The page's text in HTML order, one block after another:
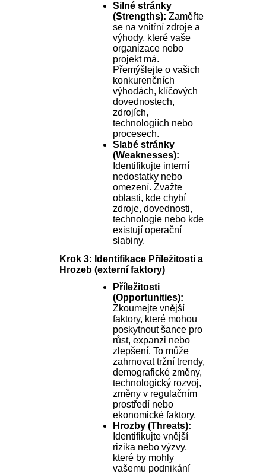
Silné stránky
(Strengths): Zaměřte
se na vnitřní zdroje a
výhody, které vaše
organizace nebo
projekt má.
Přemýšlejte o vašich
konkurenčních
výhodách, klíčových
dovednostech,
zdrojích,
technologiích nebo
procesech.
Slabé stránky
(Weaknesses):
Identifikujte interní
nedostatky nebo
omezení. Zvažte
oblasti, kde chybí
zdroje, dovednosti,
technologie nebo kde
existují operační
slabiny.
Krok 3: Identifikace Příležitostí a
Hrozeb (externí faktory)
Příležitosti
(Opportunities):
Zkoumejte vnější
faktory, které mohou
poskytnout šance pro
růst, expanzi nebo
zlepšení. To může
zahrnovat tržní trendy,
demografické změny,
technologický rozvoj,
změny v regulačním
prostředí nebo
ekonomické faktory.
Hrozby (Threats):
Identifikujte vnější
rizika nebo výzvy,
které by mohly
vašemu podnikání